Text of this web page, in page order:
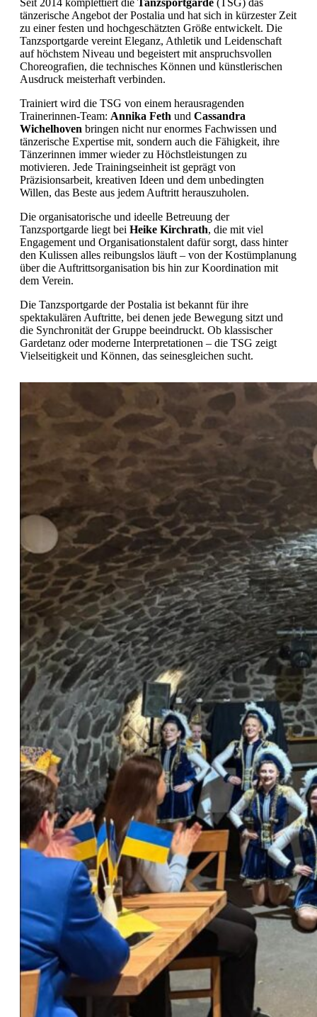
Seit 2014 komplettiert die Tanzsportgarde (TSG) das
tänzerische Angebot der Postalia und hat sich in kürzester Zeit
zu einer festen und hochgeschätzten Größe entwickelt. Die
Tanzsportgarde vereint Eleganz, Athletik und Leidenschaft
auf höchstem Niveau und begeistert mit anspruchsvollen
Choreografien, die technisches Können und künstlerischen
Ausdruck meisterhaft verbinden.
Trainiert wird die TSG von einem herausragenden
Trainerinnen-Team: Annika Feth und Cassandra
Wichelhoven bringen nicht nur enormes Fachwissen und
tänzerische Expertise mit, sondern auch die Fähigkeit, ihre
Tänzerinnen immer wieder zu Höchstleistungen zu
motivieren. Jede Trainingseinheit ist geprägt von
Präzisionsarbeit, kreativen Ideen und dem unbedingten
Willen, das Beste aus jedem Auftritt herauszuholen.
Die organisatorische und ideelle Betreuung der
Tanzsportgarde liegt bei Heike Kirchrath, die mit viel
Engagement und Organisationstalent dafür sorgt, dass hinter
den Kulissen alles reibungslos läuft – von der Kostümplanung
über die Auftrittsorganisation bis hin zur Koordination mit
dem Verein.
Die Tanzsportgarde der Postalia ist bekannt für ihre
spektakulären Auftritte, bei denen jede Bewegung sitzt und
die Synchronität der Gruppe beeindruckt. Ob klassischer
Gardetanz oder moderne Interpretationen – die TSG zeigt
Vielseitigkeit und Können, das seinesgleichen sucht.